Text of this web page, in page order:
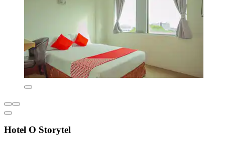
Hotel O Storytel